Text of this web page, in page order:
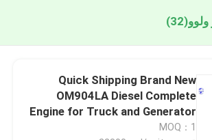
(32)
Quick Shipping Brand New
OM904LA Diesel Complete
Engine for Truck and Generator
to Kazakhstan
MOQ：1